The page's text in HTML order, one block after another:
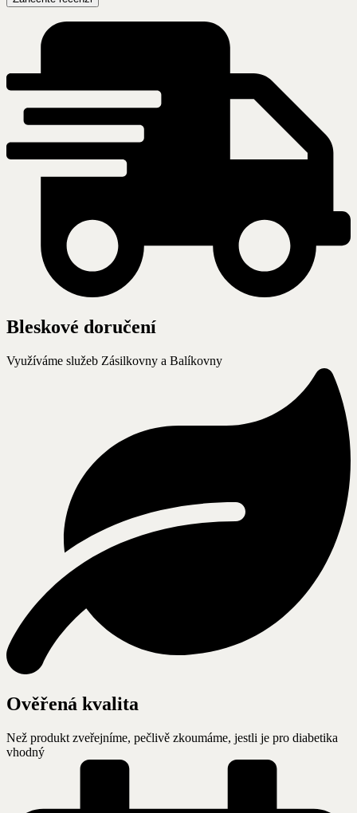
Bleskové doručení
Využíváme služeb Zásilkovny a Balíkovny
Ověřená kvalita
Než produkt zveřejníme, pečlivě zkoumáme, jestli je pro diabetika
vhodný